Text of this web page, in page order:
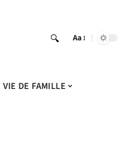
Aa
VIE DE FAMILLE